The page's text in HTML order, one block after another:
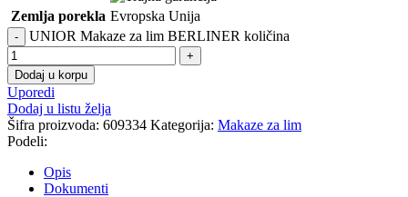
Zemlja porekla Evropska Unija
UNIOR Makaze za lim BERLINER količina
Dodaj u korpu
Uporedi
Dodaj u listu želja
Šifra proizvoda: 609334 Kategorija: Makaze za lim
Podeli:
Opis
Dokumenti